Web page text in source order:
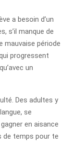
a besoin d’un
s’il manque de
mauvaise période
progressent
un
Des adultes y
se
en aisance
de temps pour te